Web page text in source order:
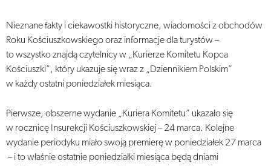
Nieznane fakty i ciekawostki historyczne, wiadomości z obchodów
Roku Kościuszkowskiego oraz informacje dla turystów –
to wszystko znajdą czytelnicy w „Kurierze Komitetu Kopca
Kościuszki”, który ukazuje się wraz z „Dziennikiem Polskim”
w każdy ostatni poniedziałek miesiąca.
Pierwsze, obszerne wydanie „Kuriera Komitetu” ukazało się
w rocznicę Insurekcji Kościuszkowskiej – 24 marca. Kolejne
wydanie periodyku miało swoją premierę w poniedziałek 27 marca
– i to właśnie ostatnie poniedziałki miesiąca będą dniami